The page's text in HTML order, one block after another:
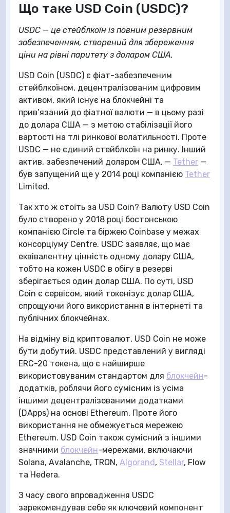
Що таке USD Coin (USDC)?
USDC — це стейблкоїн із повним резервним
забезпеченням, створений для збереження
ціни на рівні паритету з доларом США.
USD Coin (USDC) є фіат-забезпеченим
стейблкоїном, децентралізованим цифровим
активом, який існує на блокчейні та
прив’язаний до фіатної валюти — в цьому разі
до долара США — з метою стабілізації його
вартості на тлі ринкової волатильності. Проте
USDC — не єдиний стейблкоїн на ринку. Інший
актив, забезпечений доларом США, — Tether —
був запущений ще у 2014 році компанією Tether
Limited.
Так хто ж стоїть за USD Coin? Валюту USD Coin
було створено у 2018 році бостонською
компанією Circle та біржею Coinbase у межах
консорціуму Centre. USDC заявляє, що має
еквівалентну цінність одному долару США,
тобто на кожен USDC в обігу в резерві
зберігається один долар США. По суті, USD
Coin є сервісом, який токенізує долар США,
спрощуючи його використання в інтернеті та
публічних блокчейнах.
На відміну від криптовалют, USD Coin не може
бути добутий. USDC представлений у вигляді
ERC-20 токена, що є найширше
використовуваним стандартом для блокчейн-
додатків, роблячи його сумісним із усіма
іншими децентралізованими додатками
(DApps) на основі Ethereum. Проте його
використання не обмежується мережею
Ethereum. USD Coin також сумісний з іншими
значними блокчейн-мережами, включаючи
Solana, Avalanche, TRON, Algorand, Stellar, Flow
та Hedera.
З часу свого впровадження USDC
зарекомендував себе як ключовий компонент